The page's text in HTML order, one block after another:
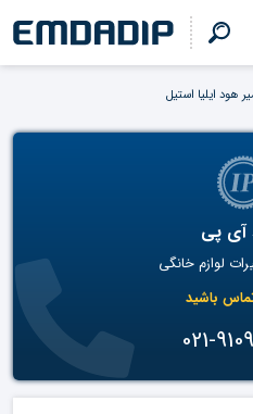
هود ایلیا استیل
آی پی
لوازم خانگی
باشید
021-